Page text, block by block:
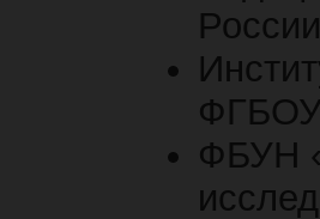
России
ФБУН